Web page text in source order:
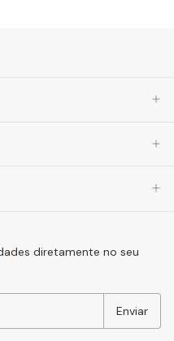
diretamente no seu